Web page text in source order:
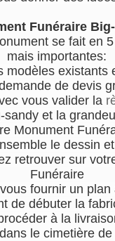
Funéraire
se fait en
mais importantes:
modèles existants
de devis
vous valider la
et la
Monument
le dessin
retrouver sur
Funéraire
fournir un plan
de débuter la
à la
le cimetière